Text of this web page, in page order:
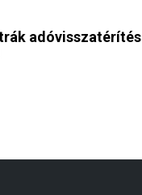
adóvisszatérítés